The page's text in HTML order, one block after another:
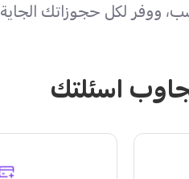
ووفر لكل حجوزاتك الجاية
اسئلتك